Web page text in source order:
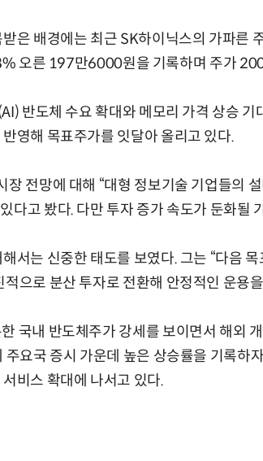
은 배경에는 최근 SK하이닉스의 가파른
오른 197만6000원을 기록하며 주가
반도체 수요 확대와 메모리 가격 상승
영해 목표주가를 잇달아 올리고 있다.
장 전망에 대해 “대형 정보기술 기업들의
다고 봤다. 다만 투자 증가 속도가 둔화될
서는 신중한 태도를 보였다. 그는 “다음
적으로 분산 투자로 전환해 안정적인 운용
국내 반도체주가 강세를 보이면서 해외
주요국 증시 가운데 높은 상승률을 기록하
비스 확대에 나서고 있다.